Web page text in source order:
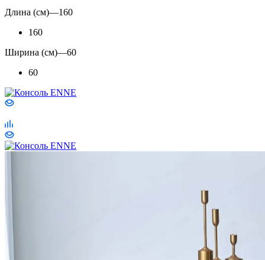
Длина (см)—160
160
Ширина (см)—60
60